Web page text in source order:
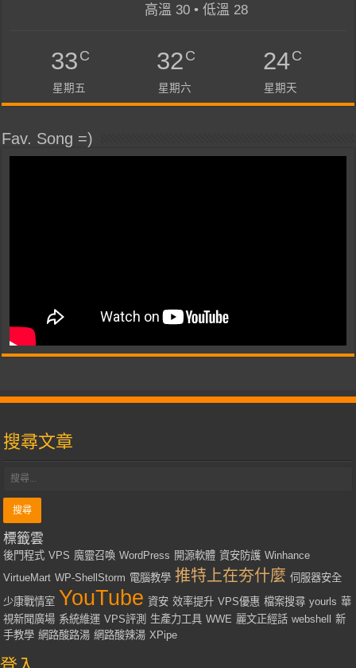
高溫 30 • 低溫 28
33C
星期五
32C
星期六
24C
星期天
Fav. Song =)
搜尋文章
標籤雲
後門程式 VPS 魔靈召喚 WordPress 開源軟體 資安防護 Winhance
VirtueMart WP-ShellStorm 電腦教學 推特上在夯什麼 伺服器安全
少康戰情室 YouTube 資安 效率提升 VPS優惠 檔案搜尋 yourls 華
視新聞廣場 系統維運 VPS評測 生產力工具 WWE 麗文正經話 webshell
新
手教學 網路酸路湯 網路酸辣湯 XPipe